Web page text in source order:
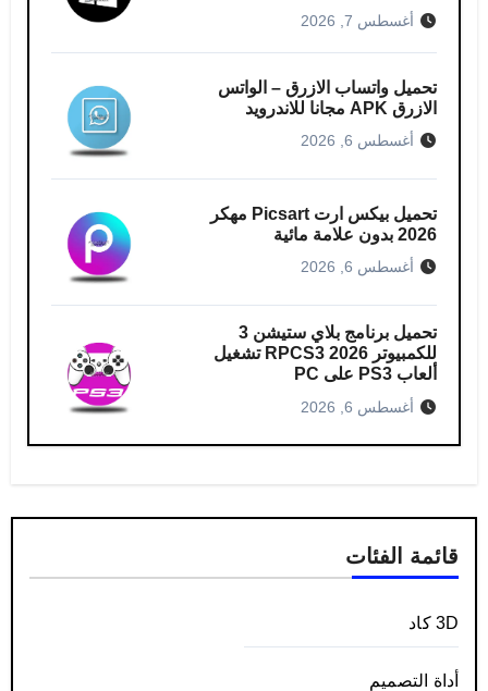
أغسطس 7, 2026
تحميل واتساب الازرق – الواتس
الازرق APK مجانا للاندرويد
أغسطس 6, 2026
تحميل بيكس ارت Picsart مهكر
2026 بدون علامة مائية
أغسطس 6, 2026
تحميل برنامج بلاي ستيشن 3
للكمبيوتر RPCS3 2026 تشغيل
ألعاب PS3 على PC
أغسطس 6, 2026
قائمة الفئات
3D كاد
أداة التصميم